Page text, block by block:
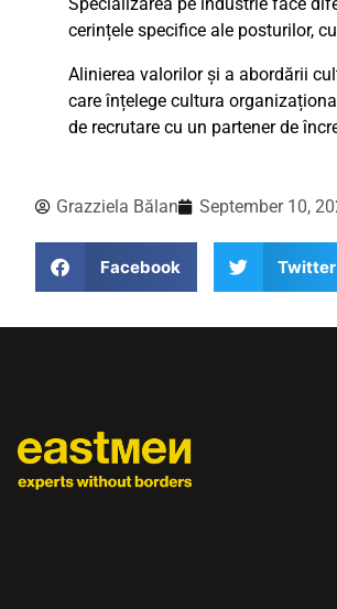
cerințele specifice ale posturilor,
Alinierea valorilor și a abordării
care înțelege cultura
de recrutare cu un partener de
Grazziela Bălan September 10,
Facebook Twitter